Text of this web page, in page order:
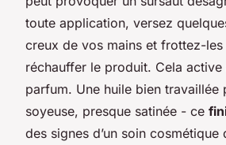
toute application, versez
creux de vos mains et frottez-
réchauffer le produit. Cela active
parfum. Une huile bien travaillée
soyeuse, presque satinée - ce
des signes d’un soin cosmétique